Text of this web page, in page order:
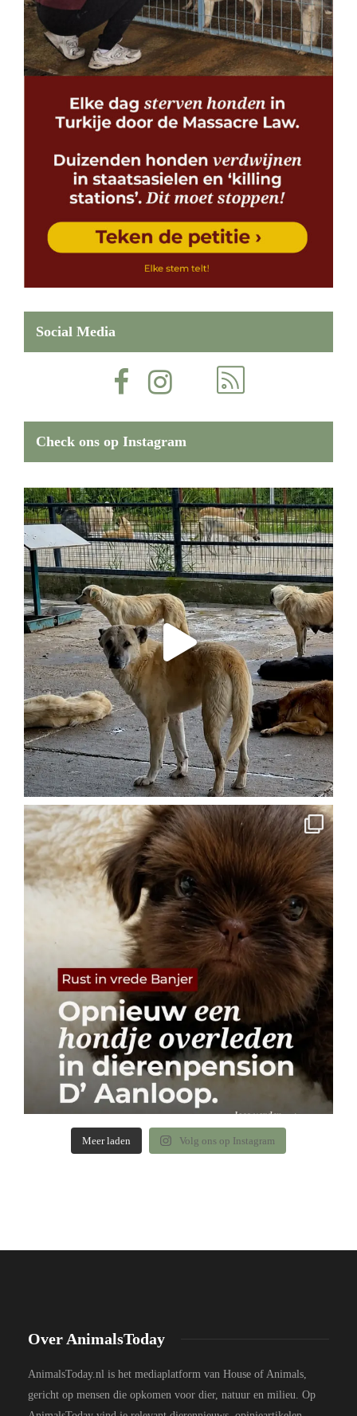
Social Media
Check ons op Instagram
Meer laden Volg ons op Instagram
Over AnimalsToday
AnimalsToday.nl is het mediaplatform van House of Animals,
gericht op mensen die opkomen voor dier, natuur en milieu. Op